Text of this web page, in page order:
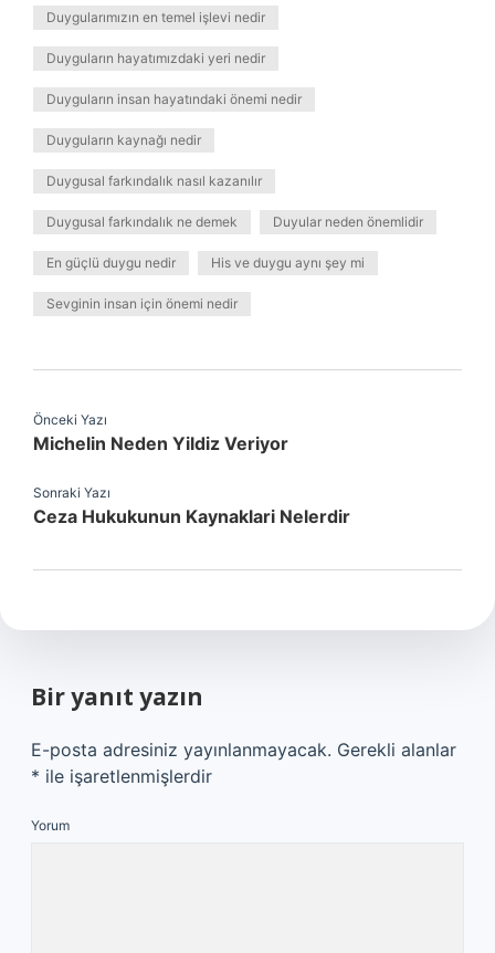
Duygularımızın en temel işlevi nedir
Duyguların hayatımızdaki yeri nedir
Duyguların insan hayatındaki önemi nedir
Duyguların kaynağı nedir
Duygusal farkındalık nasıl kazanılır
Duygusal farkındalık ne demek Duyular neden önemlidir
En güçlü duygu nedir His ve duygu aynı şey mi
Sevginin insan için önemi nedir
Önceki Yazı
Michelin Neden Yildiz Veriyor
Sonraki Yazı
Ceza Hukukunun Kaynaklari Nelerdir
Bir yanıt yazın
E-posta adresiniz yayınlanmayacak. Gerekli alanlar
* ile işaretlenmişlerdir
Yorum